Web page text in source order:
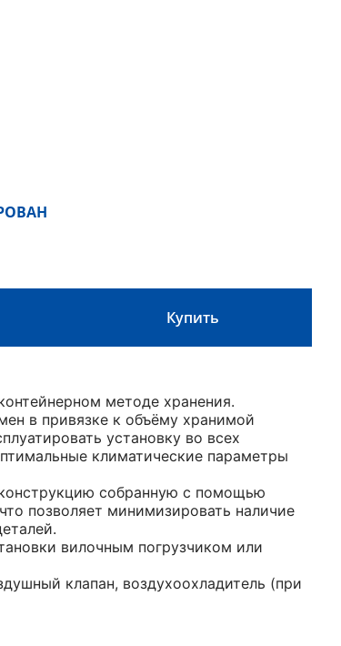
Купить
методе хранения.
в привязке к объёму хранимой
установку во всех
климатические параметры
собранную с помощью
позволяет минимизировать наличие
вилочным погрузчиком или
клапан, воздухоохладитель (при